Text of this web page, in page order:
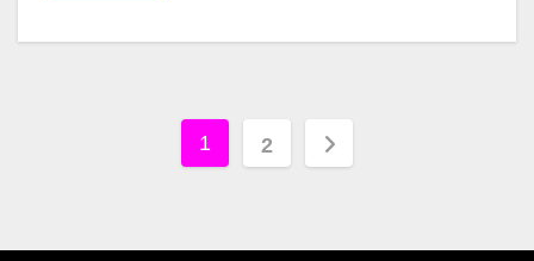
Berichten
1 2